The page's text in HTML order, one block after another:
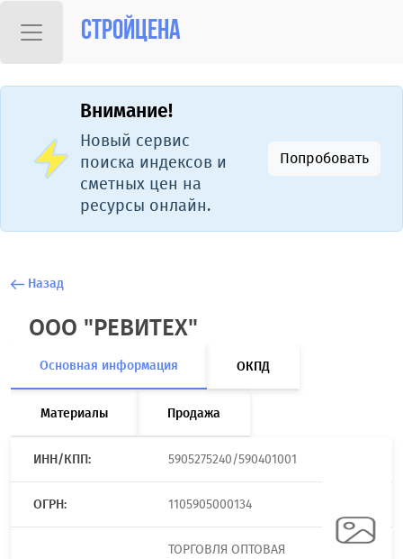
Стройцена
Внимание!
Новый сервис
поиска индексов и
сметных цен на
ресурсы онлайн.
Попробовать
Назад
ООО "РЕВИТЕХ"
Основная информация ОКПД
Материалы Продажа
ИНН/КПП: 5905275240/590401001
ОГРН: 1105905000134
ТОРГОВЛЯ ОПТОВАЯ